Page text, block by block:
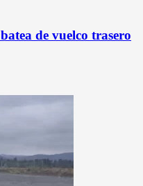
de vuelco trasero